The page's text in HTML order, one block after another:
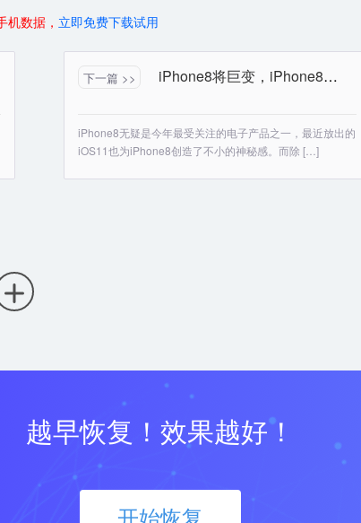
机数据， 立即免费下载试用
下一篇 >> iPhone8将巨变，iPhone8或将是水滴形设计
iPhone8无疑是今年最受关注的电子产品之一，最近放出的
iOS11也为iPhone8创造了不小的神秘感。而除 […]

越早恢复！效果越好！
开始恢复